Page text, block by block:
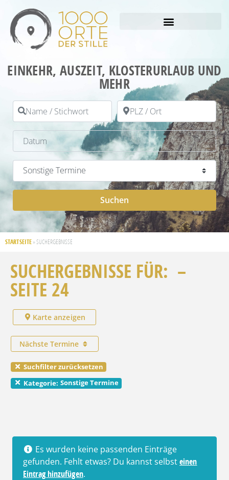
EINKEHR, AUSZEIT, KLOSTERURLAUB UND
MEHR
Name / Stichwort PLZ / Ort
Datum
Kategorie
Suchen
STARTSEITE » SUCHERGEBNISSE
SUCHERGEBNISSE FÜR: –
SEITE 24
Karte anzeigen
Nächste Termine
Suchfilter zurücksetzen
Kategorie: Sonstige Termine
Es wurden keine passenden Einträge
gefunden. Fehlt etwas? Du kannst selbsteinen
Eintrag hinzufügen.